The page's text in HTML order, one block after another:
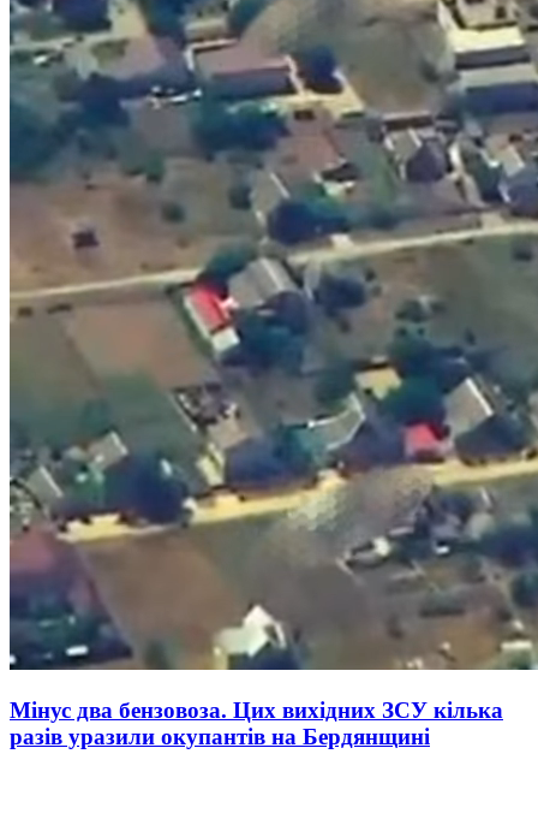
Мінус два бензовоза. Цих вихідних ЗСУ кілька
разів уразили окупантів на Бердянщині